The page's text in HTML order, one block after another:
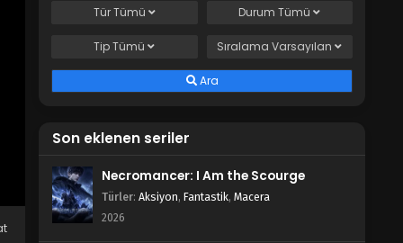
Blm 3 - Nisan 24, 2026
Kanan-sama wa Akumade Choroi
Blm 2 - Nisan 11, 2026
Kanan-sama wa Akumade Choroi
1.Bölüm izle
Blm 1 - Nisan 5, 2026
TürTümü DurumTümü
TipTümü SıralamaVarsayılan
Ara
Son eklenen seriler
Necromancer: I Am the Scourge
Türler: Aksiyon, Fantastik, Macera
2026